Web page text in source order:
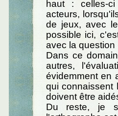
haut : celles-
acteurs,
de jeux, avec
possible ici,
avec la question
Dans ce
autres,
évidemment en
qui connaissent
doivent être
Du reste, je